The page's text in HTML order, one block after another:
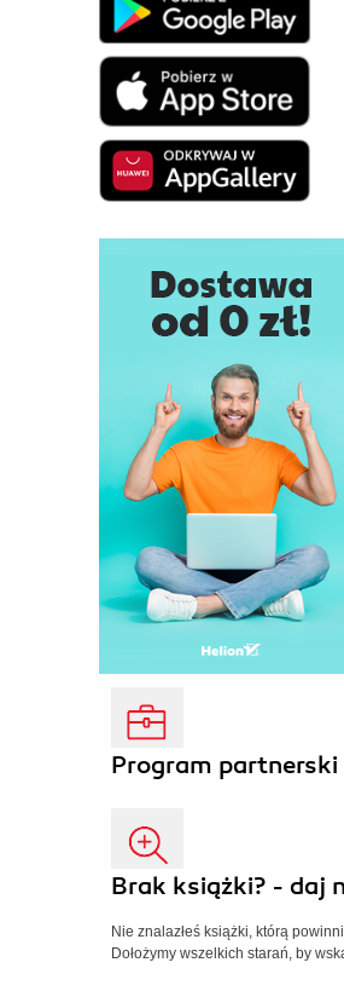
Program
Brak książki? - daj
Nie znalazłeś książki, którą
Dołożymy wszelkich starań, by